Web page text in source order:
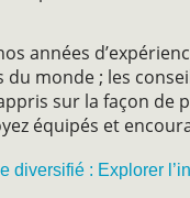
années
monde ; les
sur la façon
équipés et
diversifié : Explorer